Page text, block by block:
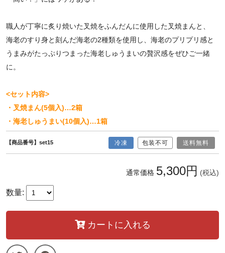
職人が丁寧に炙り焼いた叉焼をふんだんに使用した叉焼まんと、
海老のすり身と刻んだ海老の2種類を使用し、海老のプリプリ感と
うまみがたっぷりつまった海老しゅうまいの贅沢感をぜひご一緒
に。
<セット内容>
・叉焼まん(5個入)…2箱
・海老しゅうまい(10個入)…1箱
【商品番号】set15 冷凍 包装不可 送料無料
通常価格 5,300円 (税込)
数量:
カートに入れる